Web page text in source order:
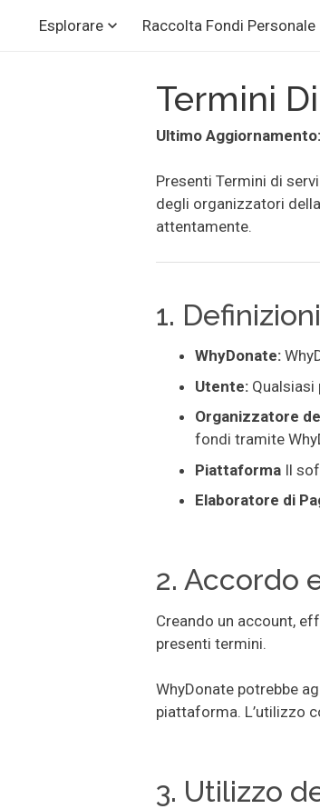
Esplorare Raccolta Fondi Personale
Termini
Ultimo Aggiornamento:
Presenti Termini di
degli organizzatori
attentamente.
1. Definizioni
WhyDonate:
Utente:Qualsiasi
Organizzatore
fondi tramite
PiattaformaIl
Elaboratore di
2. Accordo
Creando un account,
presenti termini.
WhyDonate potrebbe
piattaforma. L’utilizzo
3. Utilizzo